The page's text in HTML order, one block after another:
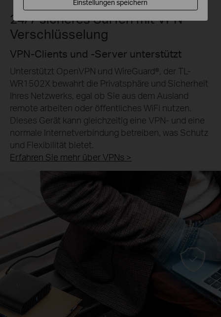
24/7 sicheres Surfen mit VPN-
Verschlüsselung
VPN-Clients und -Server unterstützt
Unterstützt OpenVPN und WireGuard®, der TL-
WR1502X bewahrt die Privatsphäre und Sicherheit
Ihres Netzwerks, egal ob Sie aus dem Ausland
remote arbeiten oder öffentliches WiFi nutzen.
Dieses Gerät kann gleichzeitig eine VPN- und eine
normale Internetverbindung betreiben, was Schutz
und Flexibilität bietet.
Erfahren Sie mehr über VPNs >
Einstellungen speichern